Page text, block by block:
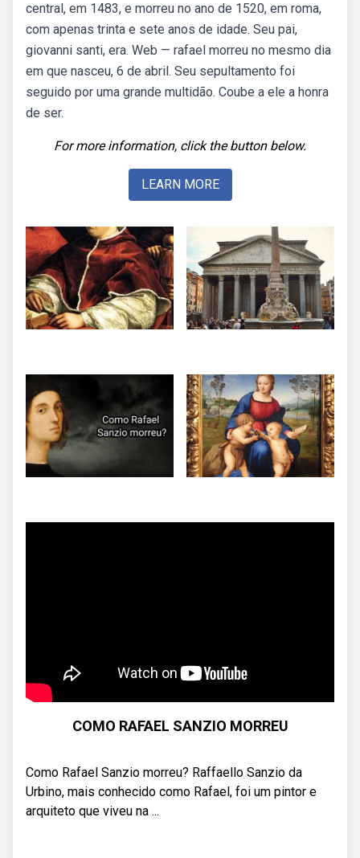
central, em 1483, e morreu no ano de 1520, em roma,
com apenas trinta e sete anos de idade. Seu pai,
giovanni santi, era. Web — rafael morreu no mesmo dia
em que nasceu, 6 de abril. Seu sepultamento foi
seguido por uma grande multidão. Coube a ele a honra
de ser.
For more information, click the button below.
LEARN MORE
COMO RAFAEL SANZIO MORREU
Como Rafael Sanzio morreu? Raffaello Sanzio da
Urbino, mais conhecido como Rafael, foi um pintor e
arquiteto que viveu na ...